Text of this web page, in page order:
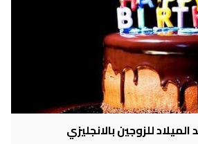
للزوجين بالانجليزي